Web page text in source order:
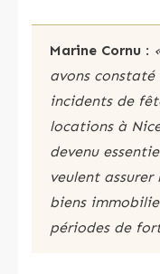
Marine Cornu :
avons constaté
incidents de
locations à
devenu
veulent
biens
périodes de